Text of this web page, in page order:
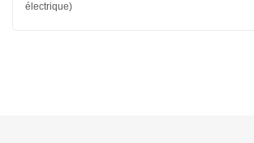
électrique)